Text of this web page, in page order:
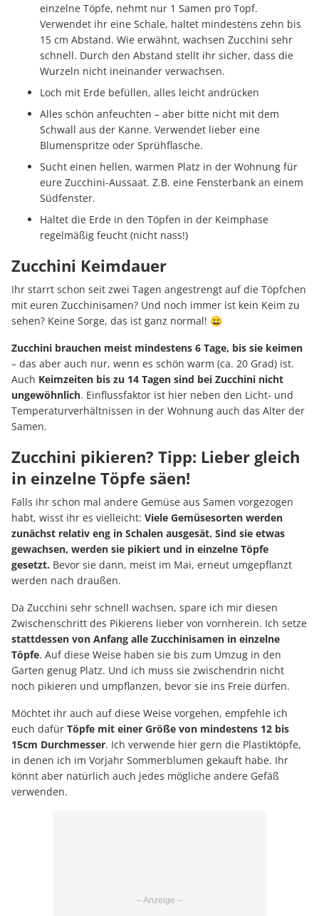
einzelne Töpfe, nehmt nur 1 Samen pro Topf.
Verwendet ihr eine Schale, haltet mindestens zehn bis
15 cm Abstand. Wie erwähnt, wachsen Zucchini sehr
schnell. Durch den Abstand stellt ihr sicher, dass die
Wurzeln nicht ineinander verwachsen.
Loch mit Erde befüllen, alles leicht andrücken
Alles schön anfeuchten – aber bitte nicht mit dem
Schwall aus der Kanne. Verwendet lieber eine
Blumenspritze oder Sprühflasche.
Sucht einen hellen, warmen Platz in der Wohnung für
eure Zucchini-Aussaat. Z.B. eine Fensterbank an einem
Südfenster.
Haltet die Erde in den Töpfen in der Keimphase
regelmäßig feucht (nicht nass!)
Zucchini Keimdauer
Ihr starrt schon seit zwei Tagen angestrengt auf die Töpfchen
mit euren Zucchinisamen? Und noch immer ist kein Keim zu
sehen? Keine Sorge, das ist ganz normal! 😀
Zucchini brauchen meist mindestens 6 Tage, bis sie keimen
– das aber auch nur, wenn es schön warm (ca. 20 Grad) ist.
Auch Keimzeiten bis zu 14 Tagen sind bei Zucchini nicht
ungewöhnlich. Einflussfaktor ist hier neben den Licht- und
Temperaturverhältnissen in der Wohnung auch das Alter der
Samen.
Zucchini pikieren? Tipp: Lieber gleich
in einzelne Töpfe säen!
Falls ihr schon mal andere Gemüse aus Samen vorgezogen
habt, wisst ihr es vielleicht: Viele Gemüsesorten werden
zunächst relativ eng in Schalen ausgesät. Sind sie etwas
gewachsen, werden sie pikiert und in einzelne Töpfe
gesetzt. Bevor sie dann, meist im Mai, erneut umgepflanzt
werden nach draußen.
Da Zucchini sehr schnell wachsen, spare ich mir diesen
Zwischenschritt des Pikierens lieber von vornherein. Ich setze
stattdessen von Anfang alle Zucchinisamen in einzelne
Töpfe. Auf diese Weise haben sie bis zum Umzug in den
Garten genug Platz. Und ich muss sie zwischendrin nicht
noch pikieren und umpflanzen, bevor sie ins Freie dürfen.
Möchtet ihr auch auf diese Weise vorgehen, empfehle ich
euch dafür Töpfe mit einer Größe von mindestens 12 bis
15cm Durchmesser. Ich verwende hier gern die Plastiktöpfe,
in denen ich im Vorjahr Sommerblumen gekauft habe. Ihr
könnt aber natürlich auch jedes mögliche andere Gefäß
verwenden.